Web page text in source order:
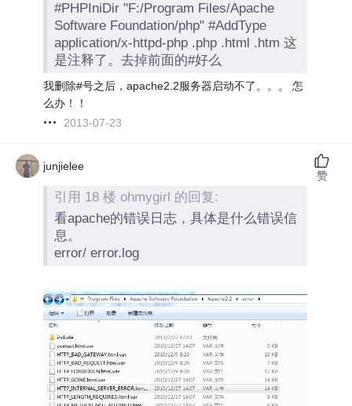
#PHPIniDir "F:/Program Files/Apache
Software Foundation/php" #AddType
application/x-httpd-php .php .html .htm 这
是注释了。去掉前面的#好么
我删除#号之后，apache2.2服务器启动不了。。。 怎
么办！！
2013-07-23
junjielee
引用 18 楼 ohmygirl 的回复:
看apache的错误日志，具体是什么错误信
息。
error/ error.log
赞